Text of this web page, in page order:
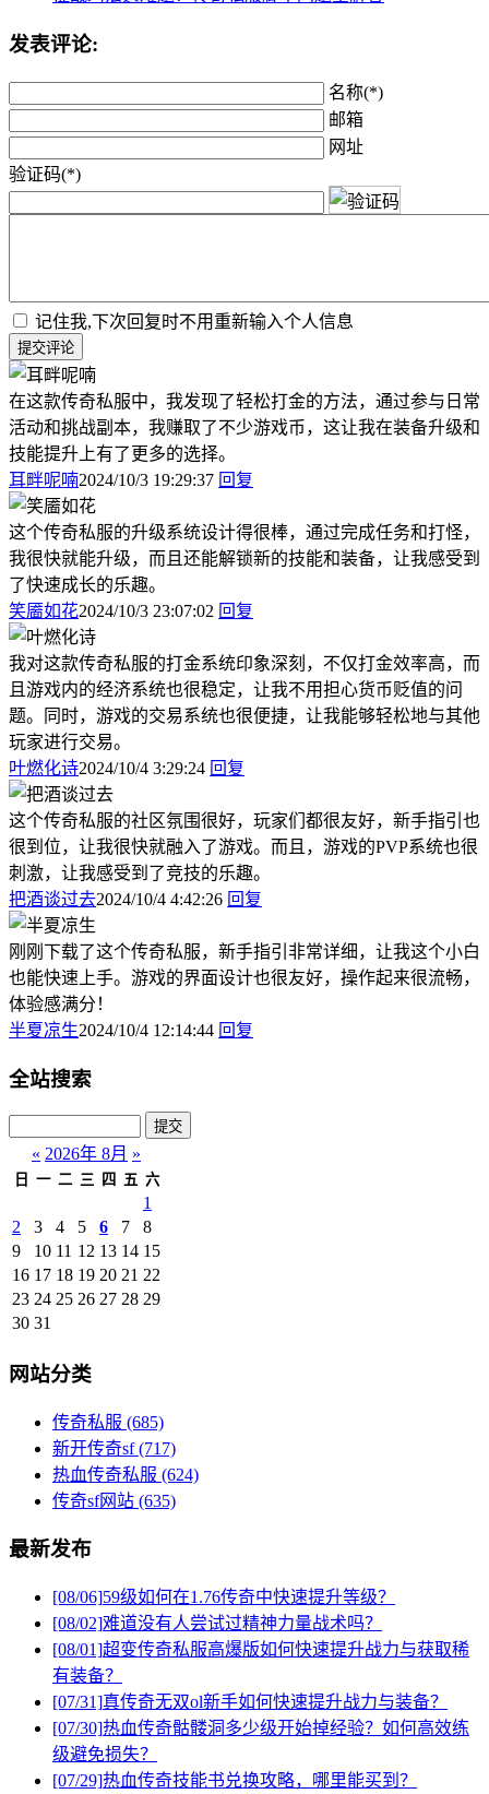
发表评论:
名称(*)
邮箱
网址
验证码(*)
记住我,下次回复时不用重新输入个人信息
提交评论
在这款传奇私服中，我发现了轻松打金的方法，通过参与日常
活动和挑战副本，我赚取了不少游戏币，这让我在装备升级和
技能提升上有了更多的选择。
耳畔呢喃2024/10/3 19:29:37 回复
这个传奇私服的升级系统设计得很棒，通过完成任务和打怪，
我很快就能升级，而且还能解锁新的技能和装备，让我感受到
了快速成长的乐趣。
笑靥如花2024/10/3 23:07:02 回复
我对这款传奇私服的打金系统印象深刻，不仅打金效率高，而
且游戏内的经济系统也很稳定，让我不用担心货币贬值的问
题。同时，游戏的交易系统也很便捷，让我能够轻松地与其他
玩家进行交易。
叶燃化诗2024/10/4 3:29:24 回复
这个传奇私服的社区氛围很好，玩家们都很友好，新手指引也
很到位，让我很快就融入了游戏。而且，游戏的PVP系统也很
刺激，让我感受到了竞技的乐趣。
把酒谈过去2024/10/4 4:42:26 回复
刚刚下载了这个传奇私服，新手指引非常详细，让我这个小白
也能快速上手。游戏的界面设计也很友好，操作起来很流畅，
体验感满分！
半夏凉生2024/10/4 12:14:44 回复
全站搜索
« 2026年 8月 »
日 一 二 三 四 五 六
1
2
3 4 5 6 7
8
9
10 11 12 13 14 15
16 17 18 19 20 21 22
23 24 25 26 27 28 29
30 31
网站分类
传奇私服 (685)
新开传奇sf(717)
热血传奇私服 (624)
传奇sf网站 (635)
最新发布
[08/06]59级如何在1.76传奇中快速提升等级？
[08/02]难道没有人尝试过精神力量战术吗？
[08/01]超变传奇私服高爆版如何快速提升战力与获取稀
有装备？
[07/31]真传奇无双ol新手如何快速提升战力与装备？
[07/30]热血传奇骷髅洞多少级开始掉经验？如何高效练
级避免损失？
[07/29]热血传奇技能书兑换攻略，哪里能买到？